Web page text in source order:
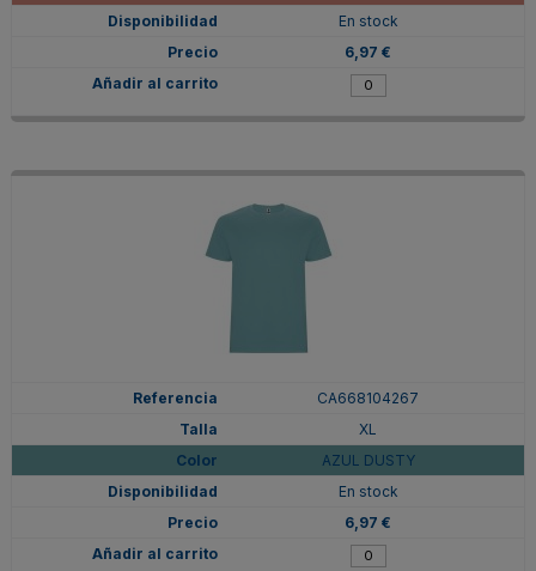
En stock
6,97 €
CA668104267
XL
AZUL DUSTY
En stock
6,97 €